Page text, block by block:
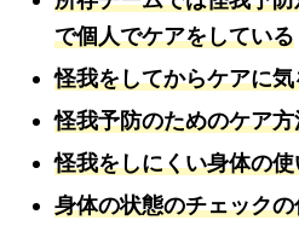
で個人でケアをしている
怪我をしてからケアに
怪我予防のためのケア
怪我をしにくい身体の
身体の状態のチェック